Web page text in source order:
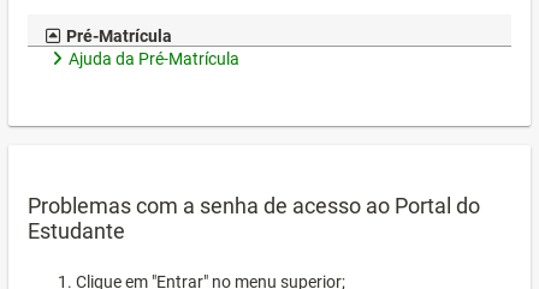
Pré-Matrícula
Ajuda da Pré-Matrícula
Problemas com a senha de acesso ao Portal do
Estudante
Clique em "Entrar" no menu superior;